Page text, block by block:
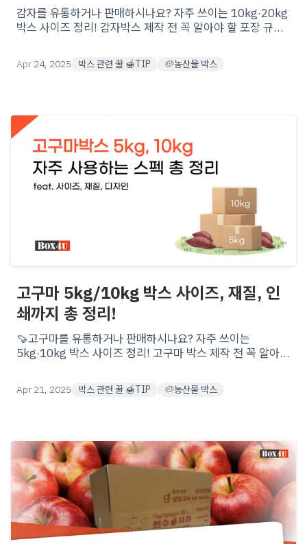
감자를 유통하거나 판매하시나요? 자주 쓰이는 10kg·20kg
박스 사이즈 정리! 감자박스 제작 전 꼭 알아야 할 포장 규격
Apr 24, 2025 박스 관련 꿀 🍯TIP 🥔농산물 박스
고구마 5kg/10kg 박스 사이즈, 재질, 인
쇄까지 총 정리!
🍠고구마를 유통하거나 판매하시나요? 자주 쓰이는
5kg·10kg 박스 사이즈 정리! 고구마 박스 제작 전 꼭 알아야
적의 포장을 시작해보세요
Apr 21, 2025 박스 관련 꿀 🍯TIP 🥔농산물 박스